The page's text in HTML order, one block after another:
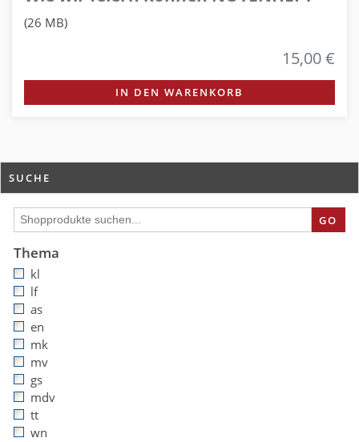
(26 MB)
15,00 €
IN DEN WARENKORB
SUCHE
GO
Thema
kl
lf
as
en
mk
mv
gs
mdv
tt
wn